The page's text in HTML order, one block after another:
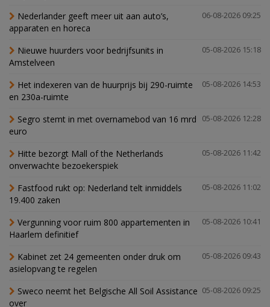
06-08-2026 09:25
Nederlander geeft meer uit aan auto’s,
apparaten en horeca
05-08-2026 15:18
Nieuwe huurders voor bedrijfsunits in
Amstelveen
05-08-2026 14:53
Het indexeren van de huurprijs bij 290-ruimte
en 230a-ruimte
05-08-2026 12:28
Segro stemt in met overnamebod van 16 mrd
euro
05-08-2026 11:42
Hitte bezorgt Mall of the Netherlands
onverwachte bezoekerspiek
05-08-2026 11:02
Fastfood rukt op: Nederland telt inmiddels
19.400 zaken
05-08-2026 10:41
Vergunning voor ruim 800 appartementen in
Haarlem definitief
05-08-2026 09:43
Kabinet zet 24 gemeenten onder druk om
asielopvang te regelen
05-08-2026 09:25
Sweco neemt het Belgische All Soil Assistance
over